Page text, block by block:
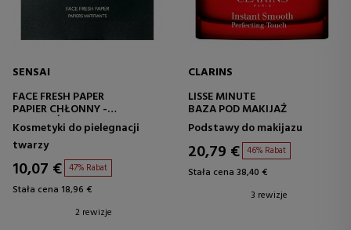
SENSAI
FACE FRESH PAPER
PAPIER CHŁONNY -
ANTYPOŚLIZGOWY
Kosmetyki do pielegnacji
twarzy
10,07 € 47% Rabat
Stała cena 18,96 €
2 rewizje
CLARINS
LISSE MINUTE
BAZA POD MAKIJAŻ
Podstawy do makijazu
20,79 € 46% Rabat
Stała cena 38,40 €
3 rewizje